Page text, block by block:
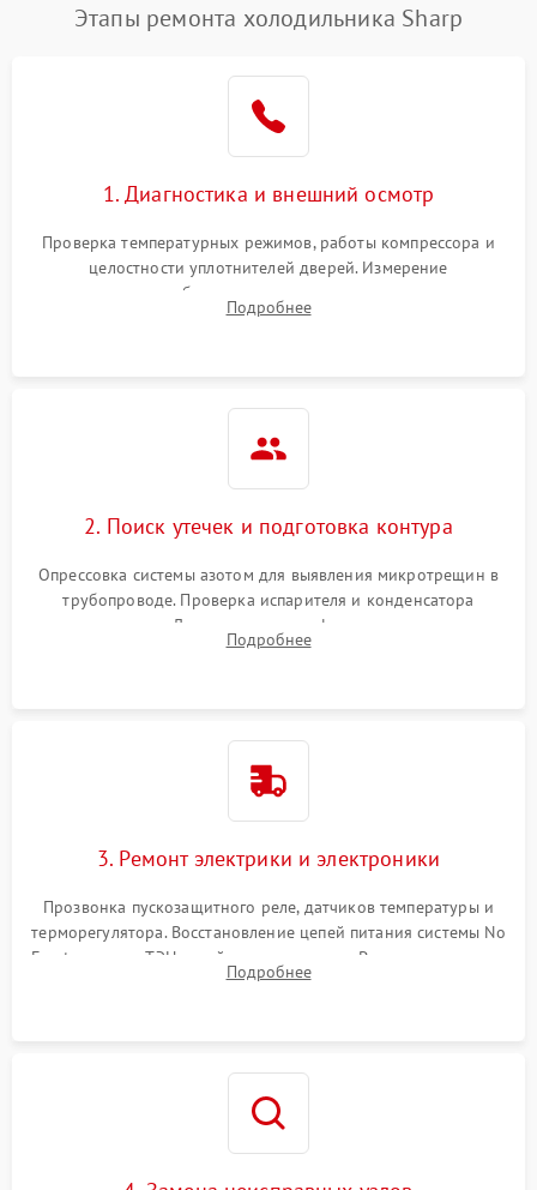
Поломка системы No Frost 2600 ₽ Подробнее →
работе
2000 ₽ Подробнее →
1000 ₽
1800 ₽
Этапы ремонта холодильника Sharp
1. Диагностика и внешний осмотр
Проверка температурных режимов, работы компрессора и
целостности уплотнителей дверей. Измерение
сопротивления обмоток мотора, проверка термостата и
считывание кодов ошибок с электронного дисплея.
Подробнее
2. Поиск утечек и подготовка контура
Опрессовка системы азотом для выявления микротрещин в
трубопроводе. Проверка испарителя и конденсатора
течеискателем. Демонтаж старого фильтра-осушителя и
продувка капиллярной трубки для устранения засоров.
Подробнее
3. Ремонт электрики и электроники
Прозвонка пускозащитного реле, датчиков температуры и
терморегулятора. Восстановление цепей питания системы No
Frost, включая ТЭН оттайки и вентилятор. Ремонт или замена
платы управления при сбоях алгоритмов.
Подробнее